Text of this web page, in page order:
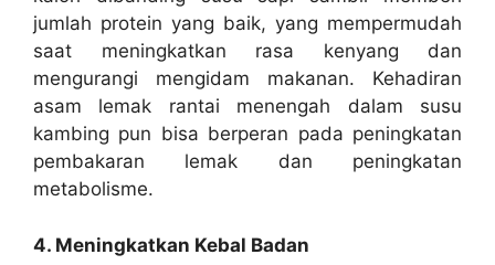
jumlah protein yang baik, yang mempermudah
saat meningkatkan rasa kenyang dan
mengurangi mengidam makanan. Kehadiran
asam lemak rantai menengah dalam susu
kambing pun bisa berperan pada peningkatan
pembakaran lemak dan peningkatan
metabolisme.
4. Meningkatkan Kebal Badan